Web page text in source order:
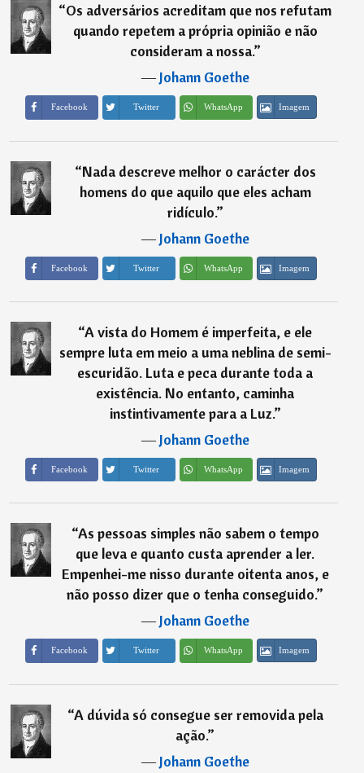
“Os adversários acreditam que nos refutam
quando repetem a própria opinião e não
consideram a nossa.”
―Johann Goethe
Facebook Twitter WhatsApp Imagem
“Nada descreve melhor o carácter dos
homens do que aquilo que eles acham
ridículo.”
―Johann Goethe
Facebook Twitter WhatsApp Imagem
“A vista do Homem é imperfeita, e ele
sempre luta em meio a uma neblina de semi-
escuridão. Luta e peca durante toda a
existência. No entanto, caminha
instintivamente para a Luz.”
―Johann Goethe
Facebook Twitter WhatsApp Imagem
“As pessoas simples não sabem o tempo
que leva e quanto custa aprender a ler.
Empenhei-me nisso durante oitenta anos, e
não posso dizer que o tenha conseguido.”
―Johann Goethe
Facebook Twitter WhatsApp Imagem
“A dúvida só consegue ser removida pela
ação.”
―Johann Goethe